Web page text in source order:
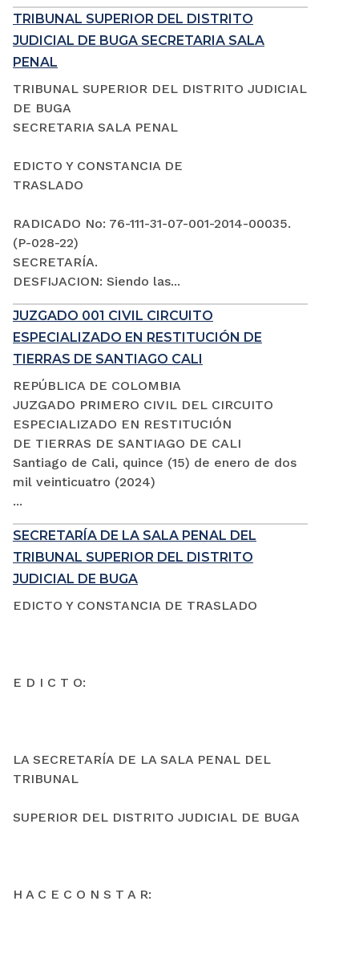
TRIBUNAL SUPERIOR DEL DISTRITO
JUDICIAL DE BUGA SECRETARIA SALA
PENAL
TRIBUNAL SUPERIOR DEL DISTRITO JUDICIAL
DE BUGA
SECRETARIA SALA PENAL
EDICTO Y CONSTANCIA DE
TRASLADO
RADICADO No: 76-111-31-07-001-2014-00035.
(P-028-22)
SECRETARÍA.
DESFIJACION: Siendo las...
JUZGADO 001 CIVIL CIRCUITO
ESPECIALIZADO EN RESTITUCIÓN DE
TIERRAS DE SANTIAGO CALI
REPÚBLICA DE COLOMBIA
JUZGADO PRIMERO CIVIL DEL CIRCUITO
ESPECIALIZADO EN RESTITUCIÓN
DE TIERRAS DE SANTIAGO DE CALI
Santiago de Cali, quince (15) de enero de dos
mil veinticuatro (2024)
...
SECRETARÍA DE LA SALA PENAL DEL
TRIBUNAL SUPERIOR DEL DISTRITO
JUDICIAL DE BUGA
EDICTO Y CONSTANCIA DE TRASLADO
E D I C T O:
LA SECRETARÍA DE LA SALA PENAL DEL
TRIBUNAL
SUPERIOR DEL DISTRITO JUDICIAL DE BUGA
H A C E C O N S T A R: